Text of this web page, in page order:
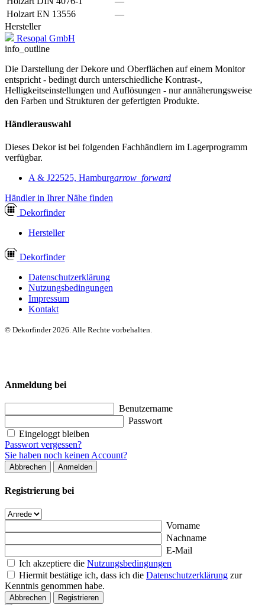
Holzart EN 13556
—
Hersteller
Resopal GmbH
info_outline
Die Darstellung der Dekore und Oberflächen auf einem Monitor
entspricht - bedingt durch unterschiedliche Kontrast-,
Helligkeitseinstellungen und Auflösungen - nur annäherungsweise
den Farben und Strukturen der gefertigten Produkte.
Händlerauswahl
Dieses Dekor ist bei folgenden Fachhändlern im Lagerprogramm
verfügbar.
A & J22525, Hamburgarrow_forward
Händler in Ihrer Nähe finden
Dekorfinder
Hersteller
Dekorfinder
Datenschutzerklärung
Nutzungsbedingungen
Impressum
Kontakt
© Dekorfinder 2026. Alle Rechte vorbehalten.
Anmeldung bei
Benutzername
Passwort
Eingeloggt bleiben
Passwort vergessen?
Sie haben noch keinen Account?
Abbrechen Anmelden
Registrierung bei
Vorname
Nachname
E-Mail
Ich akzeptiere die Nutzungsbedingungen
Hiermit bestätige ich, dass ich die Datenschutzerklärung zur
Kenntnis genommen habe.
Abbrechen Registrieren